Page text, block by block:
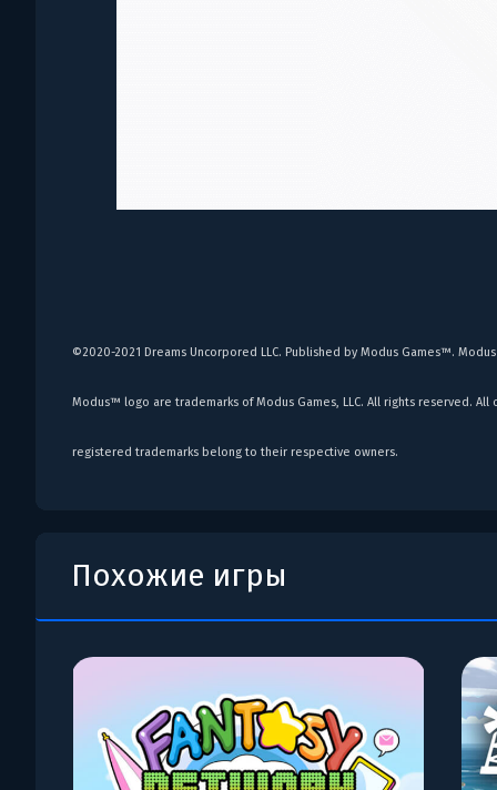
©2020-2021 Dreams Uncorpored LLC. Published by Modus Games™.
Modus™ logo are trademarks of Modus Games, LLC. All rights reserved. All
registered trademarks belong to their respective owners.
Похожие игры